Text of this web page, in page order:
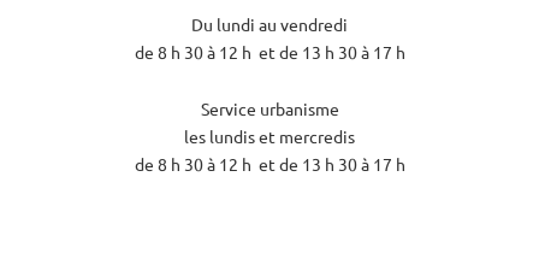
Du lundi au vendredi
de 8 h 30 à 12 h et de 13 h 30 à 17 h
Service urbanisme
les lundis et mercredis
de 8 h 30 à 12 h et de 13 h 30 à 17 h